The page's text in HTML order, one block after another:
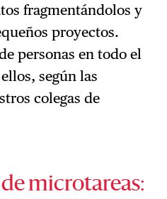
fragmentándolos y
proyectos.
personas en todo el
según las
colegas de
microtareas: